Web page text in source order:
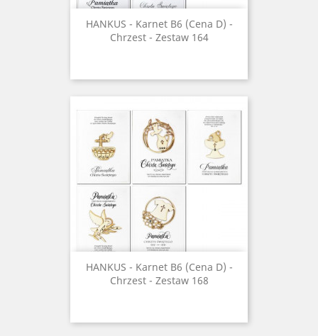
HANKUS - Karnet B6 (Cena D) -
Chrzest - Zestaw 164
HANKUS - Karnet B6 (Cena D) -
Chrzest - Zestaw 168